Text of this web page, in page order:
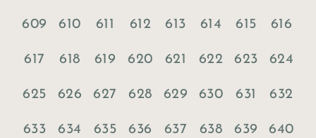
609 610 611 612 613 614 615 616
617 618 619 620 621 622 623 624
625 626 627 628 629 630 631 632
633 634 635 636 637 638 639 640